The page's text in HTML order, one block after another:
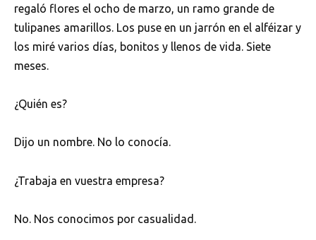
regaló flores el ocho de marzo, un ramo grande de
tulipanes amarillos. Los puse en un jarrón en el alféizar y
los miré varios días, bonitos y llenos de vida. Siete
meses.
¿Quién es?
Dijo un nombre. No lo conocía.
¿Trabaja en vuestra empresa?
No. Nos conocimos por casualidad.